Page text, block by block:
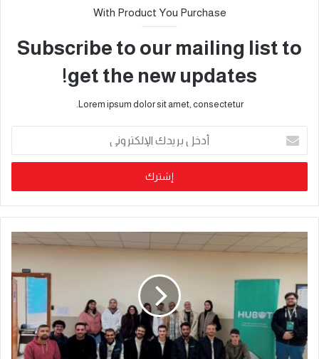
With Product You Purchase
Subscribe to our mailing list to
get the new updates!
Lorem ipsum dolor sit amet, consectetur.